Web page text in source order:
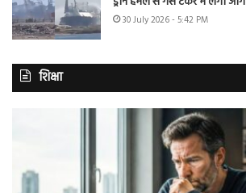
30 July 2026 - 5:42 PM
शिक्षा